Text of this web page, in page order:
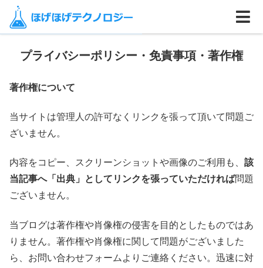
ホーム
プライバシーポリシー・免責事項・著作権
著作権について
当サイトは管理人の許可なくリンクを張って頂いて問題ご
ざいません。
内容をコピー、スクリーンショットや画像のご利用も、 該
当記事へ「出典」としてリンクを張っていただければ問題
ございません。
当ブログは著作権や肖像権の侵害を目的としたものではあ
りません。著作権や肖像権に関して問題がございました
ら、お問い合わせフォームよりご連絡ください。迅速に対